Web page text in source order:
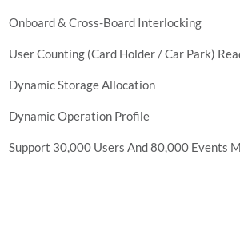
Onboard & Cross-Board Interlocking
User Counting (Card Holder / Car Park)
Dynamic Storage Allocation
Dynamic Operation Profile
Support 30,000 Users And 80,000 Events